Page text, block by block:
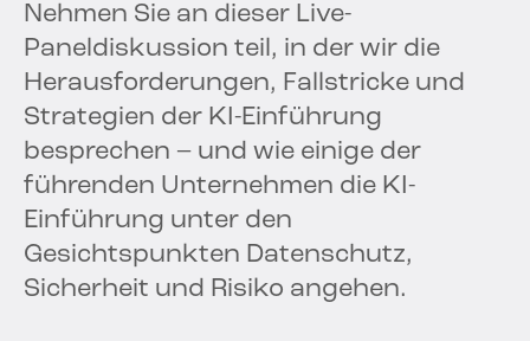
Nehmen Sie an dieser Live-
Paneldiskussion teil, in der wir die
Herausforderungen, Fallstricke und
Strategien der KI-Einführung
besprechen – und wie einige der
führenden Unternehmen die KI-
Einführung unter den
Gesichtspunkten Datenschutz,
Sicherheit und Risiko angehen.